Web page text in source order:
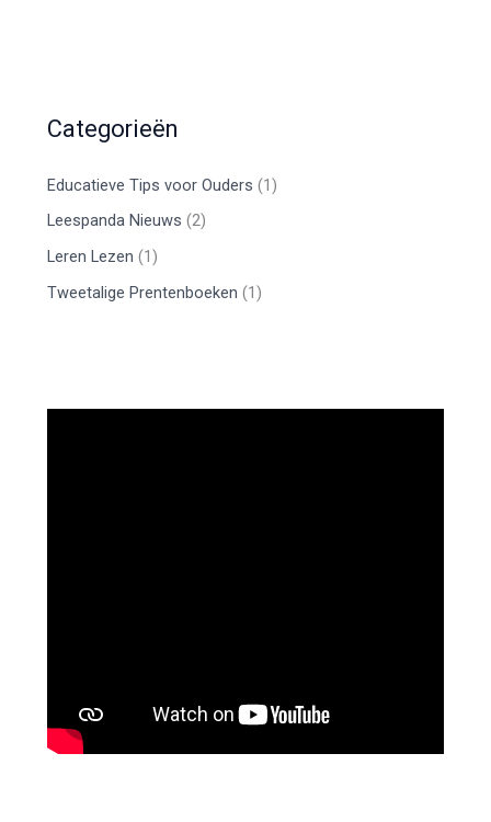
Categorieën
Educatieve Tips voor Ouders (1)
Leespanda Nieuws (2)
Leren Lezen (1)
Tweetalige Prentenboeken (1)